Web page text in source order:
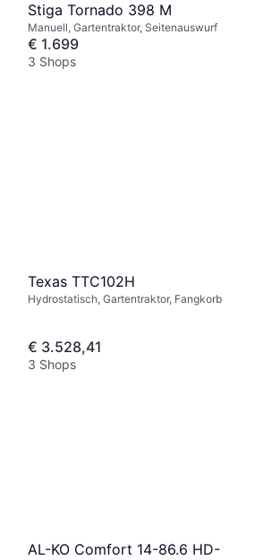
Stiga Tornado 398 M
Manuell, Gartentraktor, Seitenauswurf
€ 1.699
3 Shops
Texas TTC102H
Hydrostatisch, Gartentraktor, Fangkorb
€ 3.528,41
3 Shops
AL-KO Comfort 14-86.6 HD-